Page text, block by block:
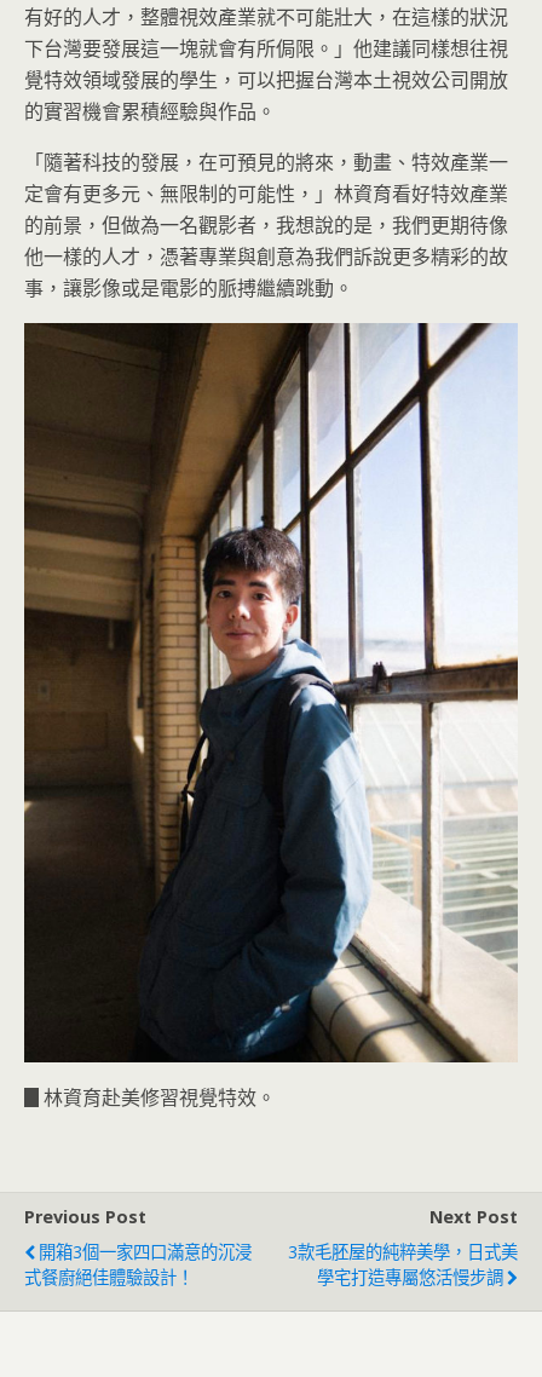
有好的人才，整體視效產業就不可能壯大，在這樣的狀況
下台灣要發展這一塊就會有所侷限。」他建議同樣想往視
覺特效領域發展的學生，可以把握台灣本土視效公司開放
的實習機會累積經驗與作品。
「隨著科技的發展，在可預見的將來，動畫、特效產業一
定會有更多元、無限制的可能性，」林資育看好特效產業
的前景，但做為一名觀影者，我想說的是，我們更期待像
他一樣的人才，憑著專業與創意為我們訴說更多精彩的故
事，讓影像或是電影的脈搏繼續跳動。
▊林資育赴美修習視覺特效。
Previous Post
開箱3個一家四口滿意的沉浸
式餐廚絕佳體驗設計！
Next Post
3款毛胚屋的純粹美學，日式美
學宅打造專屬悠活慢步調